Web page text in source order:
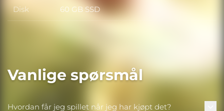
Disk Disk
60 GB SSD
Vanlige spørsmål
Hvordan får jeg spillet når jeg har kjøpt det?